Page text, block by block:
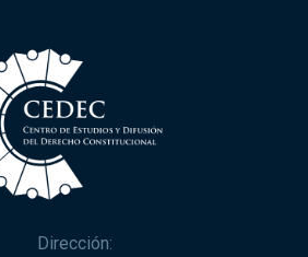
Dirección: